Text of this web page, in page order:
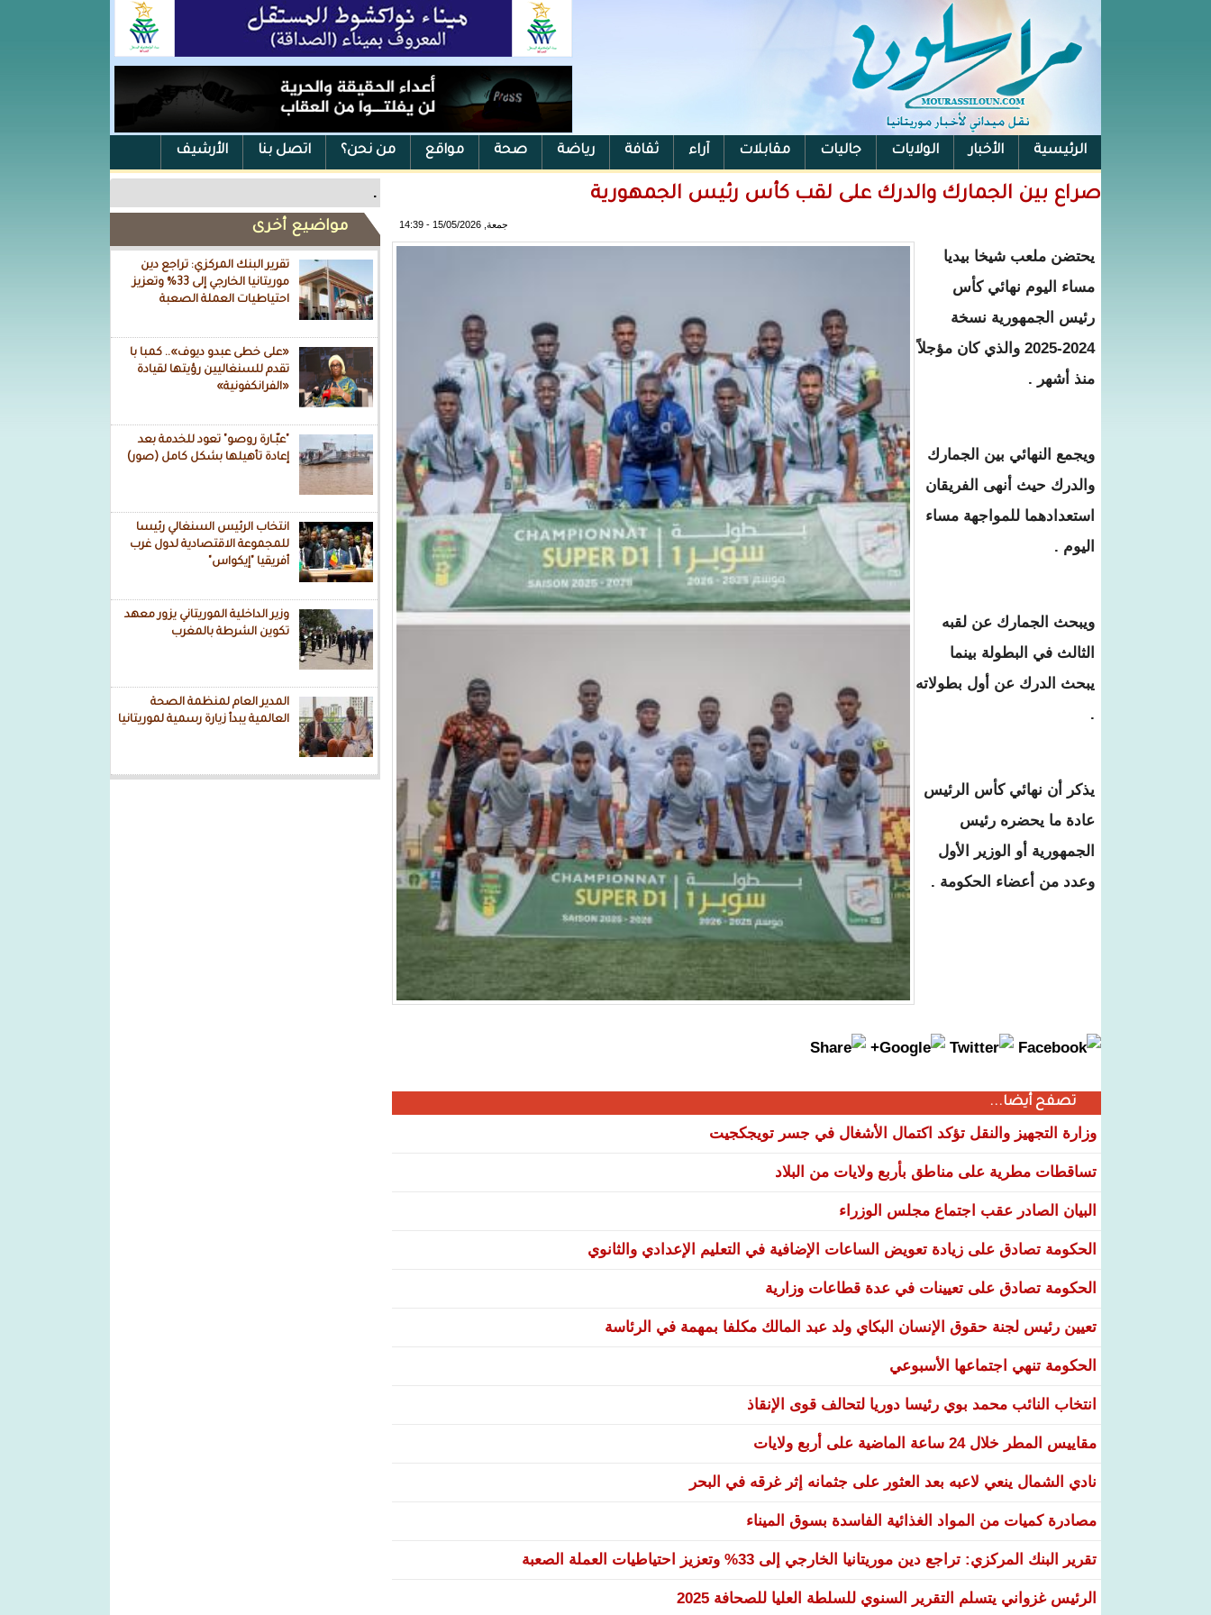
الرئيسية الأخبار الولايات جاليات مقابلات آراء ثقافة رياضة صحة مواقع من نحن؟ اتصل بنا الأرشيف
الفيس بوك .
مواضيع أخرى
تقرير البنك المركزي: تراجع دين
موريتانيا الخارجي إلى 33% وتعزيز
احتياطيات العملة الصعبة
«على خطى عبدو ديوف».. كمبا با
تقدم للسنغاليين رؤيتها لقيادة
«الفرانكفونية»
"عبّـارة روصو" تعود للخدمة بعد
إعادة تأهيلها بشكل كامل (صور)
انتخاب الرئيس السنغالي رئيسا
للمجموعة الاقتصادية لدول غرب
أفريقيا "إيكواس"
وزير الداخلية الموريتاني يزور معهد
تكوين الشرطة بالمغرب
المدير العام لمنظمة الصحة
العالمية يبدأ زيارة رسمية لموريتانيا
صراع بين الجمارك والدرك على لقب كأس رئيس الجمهورية
جمعة, 15/05/2026 - 14:39
يحتضن ملعب شيخا بيديا
مساء اليوم نهائي كأس
رئيس الجمهورية نسخة
2024-2025 والذي كان مؤجلاً
منذ أشهر .
ويجمع النهائي بين الجمارك
والدرك حيث أنهى الفريقان
استعدادهما للمواجهة مساء
اليوم .
ويبحث الجمارك عن لقبه
الثالث في البطولة بينما
يبحث الدرك عن أول بطولاته
.
يذكر أن نهائي كأس الرئيس
عادة ما يحضره رئيس
الجمهورية أو الوزير الأول
وعدد من أعضاء الحكومة .
تصفح أيضا...
وزارة التجهيز والنقل تؤكد اكتمال الأشغال في جسر تويجكجيت
تساقطات مطرية على مناطق بأربع ولايات من البلاد
البيان الصادر عقب اجتماع مجلس الوزراء
الحكومة تصادق على زيادة تعويض الساعات الإضافية في التعليم الإعدادي والثانوي
الحكومة تصادق على تعيينات في عدة قطاعات وزارية
تعيين رئيس لجنة حقوق الإنسان البكاي ولد عبد المالك مكلفا بمهمة في الرئاسة
الحكومة تنهي اجتماعها الأسبوعي
انتخاب النائب محمد بوي رئيسا دوريا لتحالف قوى الإنقاذ
مقاييس المطر خلال 24 ساعة الماضية على أربع ولايات
نادي الشمال ينعي لاعبه بعد العثور على جثمانه إثر غرقه في البحر
مصادرة كميات من المواد الغذائية الفاسدة بسوق الميناء
تقرير البنك المركزي: تراجع دين موريتانيا الخارجي إلى 33% وتعزيز احتياطيات العملة الصعبة
الرئيس غزواني يتسلم التقرير السنوي للسلطة العليا للصحافة 2025